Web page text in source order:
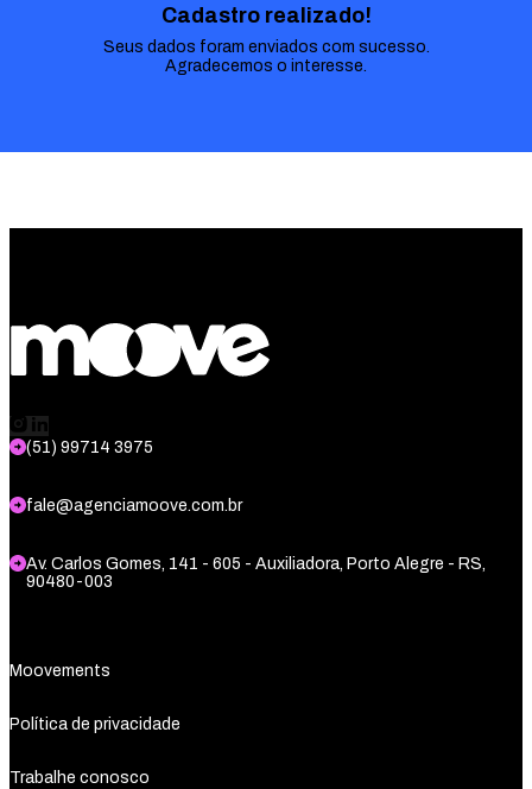
Cadastro realizado!
Seus dados foram enviados com sucesso.
Agradecemos o interesse.
(51) 99714 3975
fale@agenciamoove.com.br
Av. Carlos Gomes, 141 - 605 - Auxiliadora, Porto Alegre - RS,
90480-003
Moovements
Política de privacidade
Trabalhe conosco